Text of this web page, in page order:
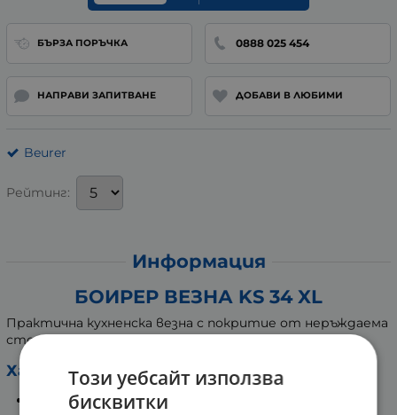
БЪРЗА ПОРЪЧКА 0888 025 454
НАПРАВИ ЗАПИТВАНЕ ДОБАВИ В ЛЮБИМИ
Beurer
Рейтинг:
Информация
БОИРЕР ВЕЗНА KS 34 XL
Практична кухненска везна с покритие от неръждаема
стомана, която бързо и лесно се почиства.
Характеристики:
LCD дисплей, който се появява само по време на
Този уебсайт използва
бисквитки